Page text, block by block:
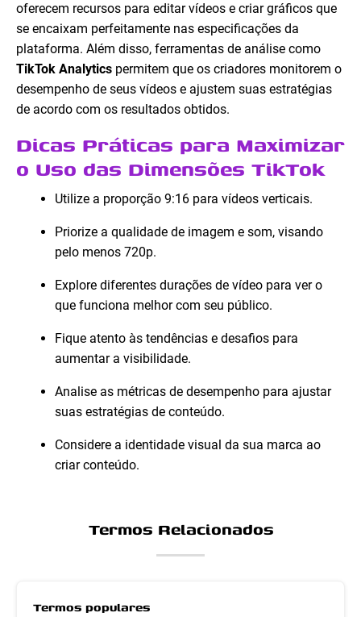
oferecem recursos para editar vídeos e criar gráficos que
se encaixam perfeitamente nas especificações da
plataforma. Além disso, ferramentas de análise como
TikTok Analytics permitem que os criadores monitorem o
desempenho de seus vídeos e ajustem suas estratégias
de acordo com os resultados obtidos.
Dicas Práticas para Maximizar
o Uso das Dimensões TikTok
Utilize a proporção 9:16 para vídeos verticais.
Priorize a qualidade de imagem e som, visando
pelo menos 720p.
Explore diferentes durações de vídeo para ver o
que funciona melhor com seu público.
Fique atento às tendências e desafios para
aumentar a visibilidade.
Analise as métricas de desempenho para ajustar
suas estratégias de conteúdo.
Considere a identidade visual da sua marca ao
criar conteúdo.
Termos Relacionados
Termos populares